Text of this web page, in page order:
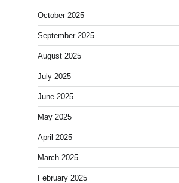
October 2025
September 2025
August 2025
July 2025
June 2025
May 2025
April 2025
March 2025
February 2025